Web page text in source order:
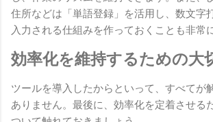
住所などは「単語登録」を活用し、数文字
入力される仕組みを作っておくことも非常
効率化を維持するための大
ツールを導入したからといって、すべてが
ありません。最後に、効率化を定着させる